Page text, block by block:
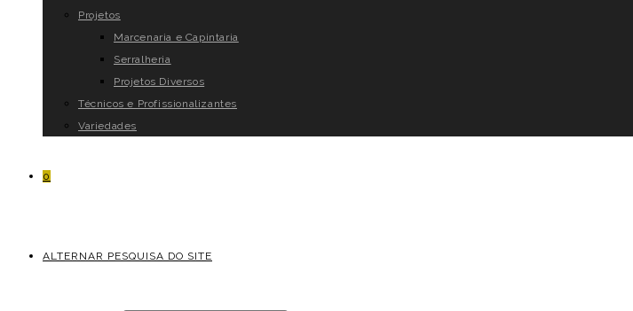
Projetos
Marcenaria e Capintaria
Serralheria
Projetos Diversos
Técnicos e Profissionalizantes
Variedades
0
ALTERNAR PESQUISA DO SITE